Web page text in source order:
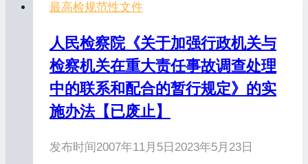
最高检规范性文件
人民检察院《关于加强行政机关与
检察机关在重大责任事故调查处理
中的联系和配合的暂行规定》的实
施办法【已废止】
发布时间2007年11月5日 2023年5月23日